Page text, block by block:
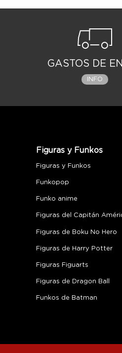
GASTOS DE
INFO
Figuras y Funkos
Figuras y Funkos
Funkopop
Funko anime
Figuras del Capitán
Figuras de Boku No Hero
Figuras de Harry Potter
Figuras Figuarts
Figuras de Dragon Ball
Funkos de Batman